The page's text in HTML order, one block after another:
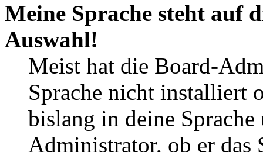
Meine Sprache steht auf
Auswahl!
Meist hat die Board-
Sprache nicht installiert
bislang in deine
Administrator, ob er das